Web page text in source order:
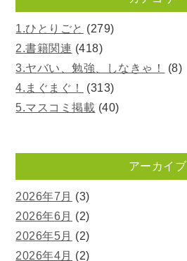
1.ひとりごと (279)
2.書籍関連 (418)
3.ヤバい、勉強、しなきゃ！
(8)
4.まぐまぐ！
(313)
5.マスコミ掲載 (40)
アーカイブ
2026年7月 (3)
2026年6月 (2)
2026年5月 (2)
2026年4月 (2)